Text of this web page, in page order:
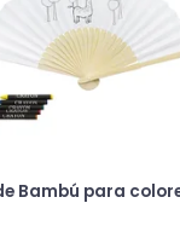
Bambú para